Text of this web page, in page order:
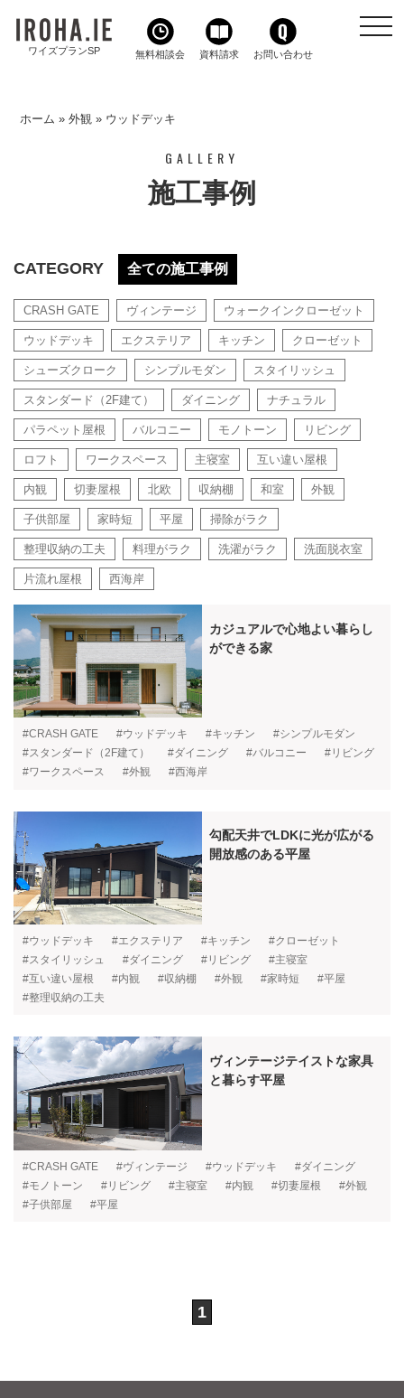
ワイズプランSP 無料相談会 資料請求 お問い合わせ
ホーム »外観 » ウッドデッキ
GALLERY
施工事例
CATEGORY 全ての施工事例
CRASH GATE ヴィンテージ ウォークインクローゼット
ウッドデッキ エクステリア キッチン クローゼット
シューズクローク シンプルモダン スタイリッシュ
スタンダード（2F建て） ダイニング ナチュラル
パラペット屋根 バルコニー モノトーン リビング
ロフト ワークスペース 主寝室 互い違い屋根
内観 切妻屋根 北欧 収納棚 和室 外観
子供部屋 家時短 平屋 掃除がラク
整理収納の工夫 料理がラク 洗濯がラク 洗面脱衣室
片流れ屋根 西海岸
カジュアルで心地よい暮らし
ができる家
#CRASH GATE #ウッドデッキ #キッチン
#シンプルモダン
#スタンダード（2F建て）
#ダイニング #バルコニー
#リビング
#ワークスペース
#外観 #西海岸
勾配天井でLDKに光が広がる
開放感のある平屋
#ウッドデッキ #エクステリア #キッチン
#クローゼット
#スタイリッシュ
#ダイニング #リビング
#主寝室
#互い違い屋根
#内観 #収納棚 #外観 #家時短
#平屋
#整理収納の工夫
ヴィンテージテイストな家具
と暮らす平屋
#CRASH GATE #ヴィンテージ #ウッドデッキ
#ダイニング
#モノトーン
#リビング #主寝室 #内観 #切妻屋根
#外観
#子供部屋
#平屋
1